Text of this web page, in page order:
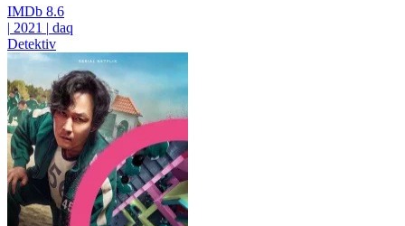
IMDb 8.6
| 2021 | daq
Detektiv